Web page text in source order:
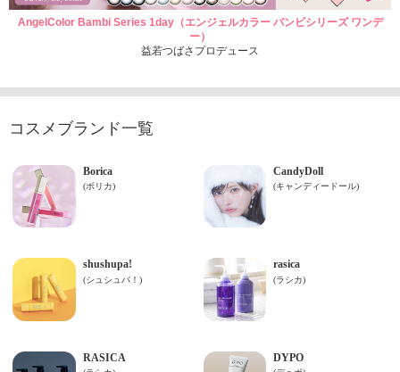
AngelColor Bambi Series 1day（エンジェルカラー バンビシリーズ ワンデ
ー）
益若つばさプロデュース
コスメブランド一覧